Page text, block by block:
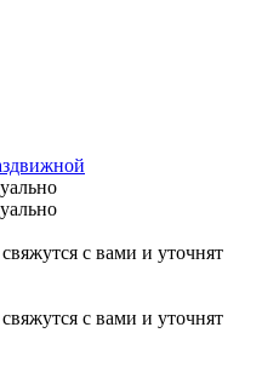
с вами и уточнят
с вами и уточнят